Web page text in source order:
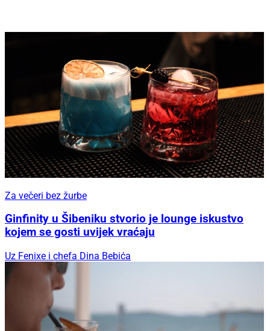
Za večeri bez žurbe
Ginfinity u Šibeniku stvorio je lounge iskustvo
kojem se gosti uvijek vraćaju
Uz Fenixe i chefa Dina Bebića